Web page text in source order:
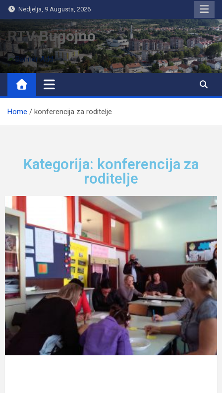
Nedjelja, 9 Augusta, 2026
RTV Bugojno
Home konferencija za roditelje
Kategorija: konferencija za
roditelje